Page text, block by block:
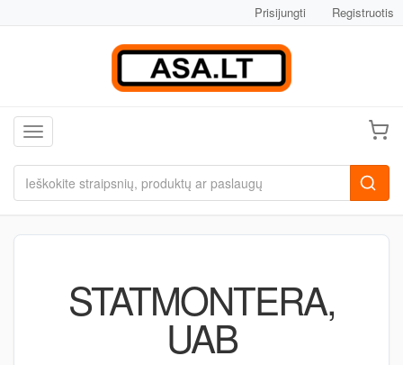
Prisijungti Registruotis
Toggle navigation
STATMONTERA,
UAB